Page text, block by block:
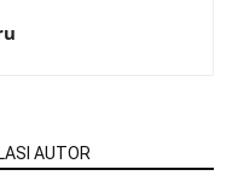
AUTOR